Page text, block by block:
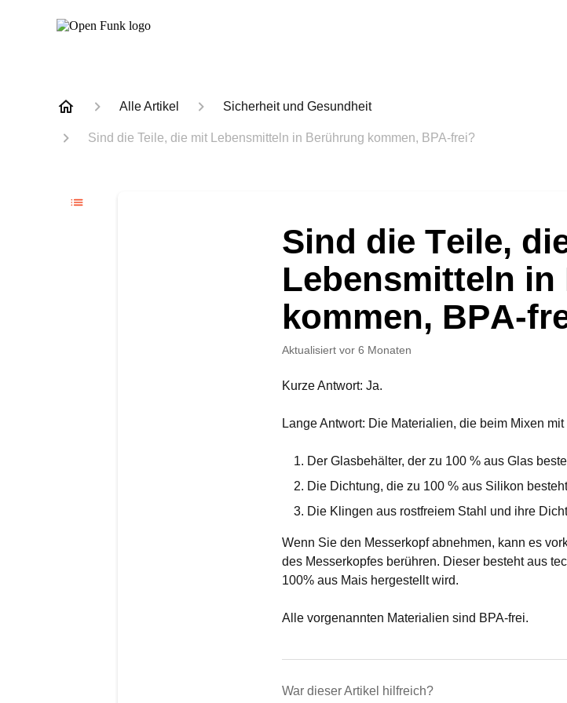
Alle Artikel Sicherheit und Gesundheit
Sind die Teile, die mit Lebensmitteln in Berührung kommen, BPA-frei?
Sind die Teile,
Lebensmitteln in
kommen, BPA-
Aktualisiert vor 6 Monaten
Kurze Antwort: Ja.
Lange Antwort: Die Materialien, die beim Mixen
Der Glasbehälter, der zu 100 % aus Glas
Die Dichtung, die zu 100 % aus Silikon
Die Klingen aus rostfreiem Stahl und ihre
Wenn Sie den Messerkopf abnehmen, kann es
des Messerkopfes berühren. Dieser besteht aus
100% aus Mais hergestellt wird.
Alle vorgenannten Materialien sind BPA-frei.
War dieser Artikel hilfreich?